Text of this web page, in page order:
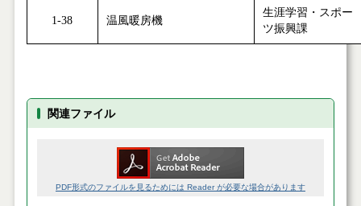
1-38 温風暖房機
生涯学習・スポー
ツ振興課
関連ファイル
PDF形式のファイルを見るためには Reader が必要な場合があります